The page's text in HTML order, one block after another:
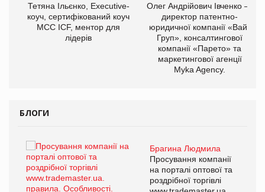
Тетяна Ільєнко, Executive-
коуч, сертифікований коуч
МСС ICF, ментор для
лідерів
Олег Андрійович Івченко —
директор патентно-
юридичної компанії «Вайз
Груп», консалтингової
компанії «Парето» та
маркетингової агенції
Myka Agency.
БЛОГИ
Брагина Людмила
Просування компанії
на порталі оптової та
роздрібної торгівлі